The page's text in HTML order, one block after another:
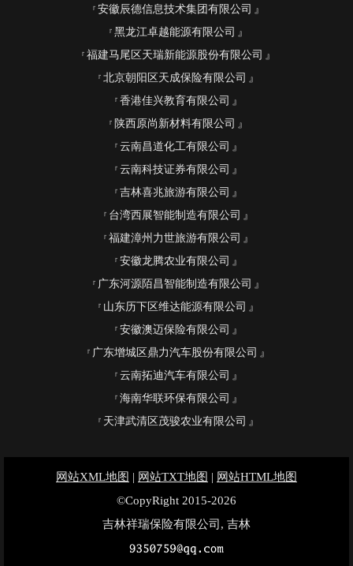
安徽辰德信息技术集团有限公司
黑龙江卓越能源有限公司
福建马尾区天瑞新能源股份有限公司
北京朝阳区天成保险有限公司
香港佳兴教育有限公司
陕西原尚新材料有限公司
云南昌道化工有限公司
云南科技证券有限公司
吉林喜兆旅游有限公司
台湾西展智能制造有限公司
福建漳州力世旅游有限公司
安徽龙腾农业有限公司
广东河源陌昌智能制造有限公司
山东历下区维达能源有限公司
安徽澳迈保险有限公司
广东增城区鼎力汽车股份有限公司
云南拓迪汽车有限公司
海南华联环保有限公司
天津武清区茂骏农业有限公司
网站XML地图 | 网站TXT地图 | 网站HTML地图
©CopyRight 2015-2026
吉林祥瑞保险有限公司, 吉林